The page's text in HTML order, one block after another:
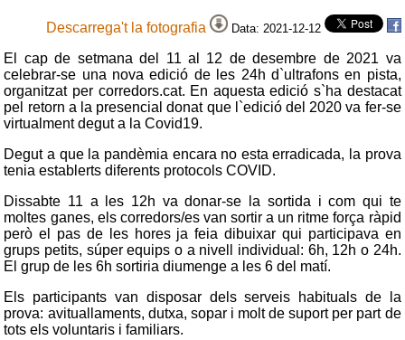
Descarrega't la fotografia Data: 2021-12-12
El cap de setmana del 11 al 12 de desembre de 2021 va
celebrar-se una nova edició de les 24h d`ultrafons en pista,
organitzat per corredors.cat. En aquesta edició s`ha destacat
pel retorn a la presencial donat que l`edició del 2020 va fer-se
virtualment degut a la Covid19.
Degut a que la pandèmia encara no esta erradicada, la prova
tenia establerts diferents protocols COVID.
Dissabte 11 a les 12h va donar-se la sortida i com qui te
moltes ganes, els corredors/es van sortir a un ritme força ràpid
però el pas de les hores ja feia dibuixar qui participava en
grups petits, súper equips o a nivell individual: 6h, 12h o 24h.
El grup de les 6h sortiria diumenge a les 6 del matí.
Els participants van disposar dels serveis habituals de la
prova: avituallaments, dutxa, sopar i molt de suport per part de
tots els voluntaris i familiars.